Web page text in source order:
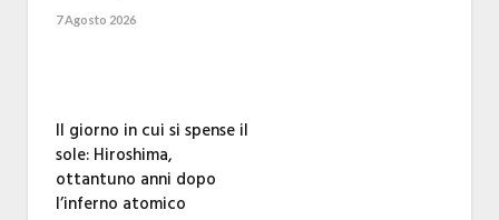
7 Agosto 2026
Il giorno in cui si spense il
sole: Hiroshima,
ottantuno anni dopo
l’inferno atomico